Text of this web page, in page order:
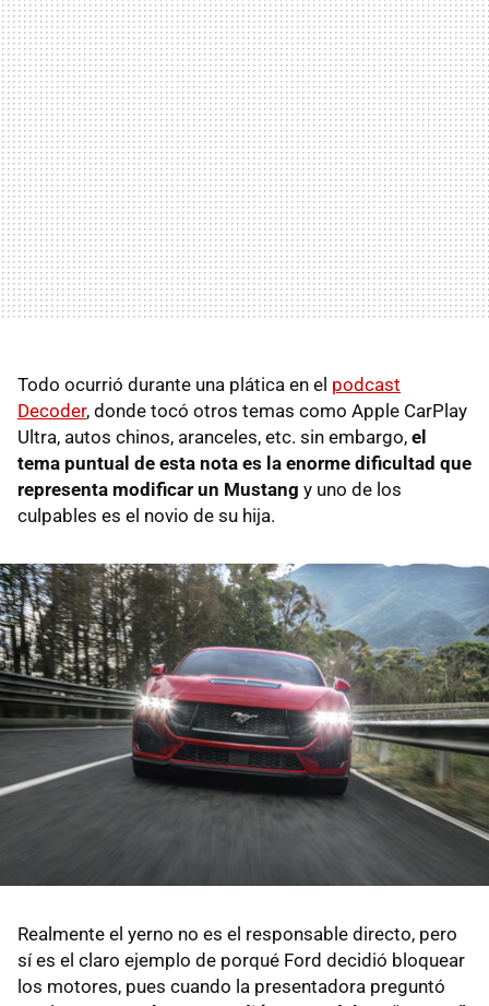
Todo ocurrió durante una plática en el podcast
Decoder, donde tocó otros temas como Apple CarPlay
Ultra, autos chinos, aranceles, etc. sin embargo, el
tema puntual de esta nota es la enorme dificultad que
representa modificar un Mustang y uno de los
culpables es el novio de su hija.
Realmente el yerno no es el responsable directo, pero
sí es el claro ejemplo de porqué Ford decidió bloquear
los motores, pues cuando la presentadora preguntó